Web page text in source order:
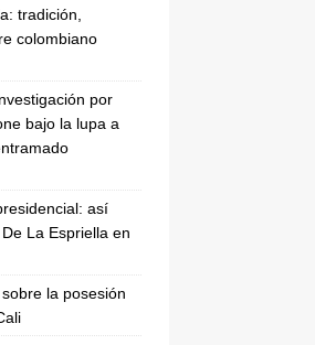
tradición,
colombiano
por
bajo la lupa a
así
La Espriella en
la posesión